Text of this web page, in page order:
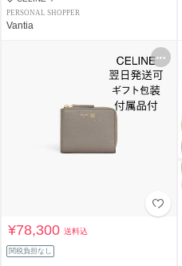
PERSONAL SHOPPER
Vantia
¥78,300送料込
関税負担なし